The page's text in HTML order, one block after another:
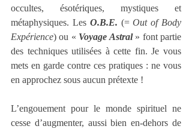
occultes, ésotériques, mystiques et
métaphysiques. Les O.B.E. (= Out of Body
Expérience) ou « Voyage Astral » font partie
des techniques utilisées à cette fin. Je vous
mets en garde contre ces pratiques : ne vous
en approchez sous aucun prétexte !
L’engouement pour le monde spirituel ne
cesse d’augmenter, aussi bien en-dehors de